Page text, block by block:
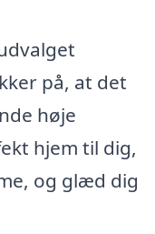
på, at det
høje
hjem til dig,
og glæd dig